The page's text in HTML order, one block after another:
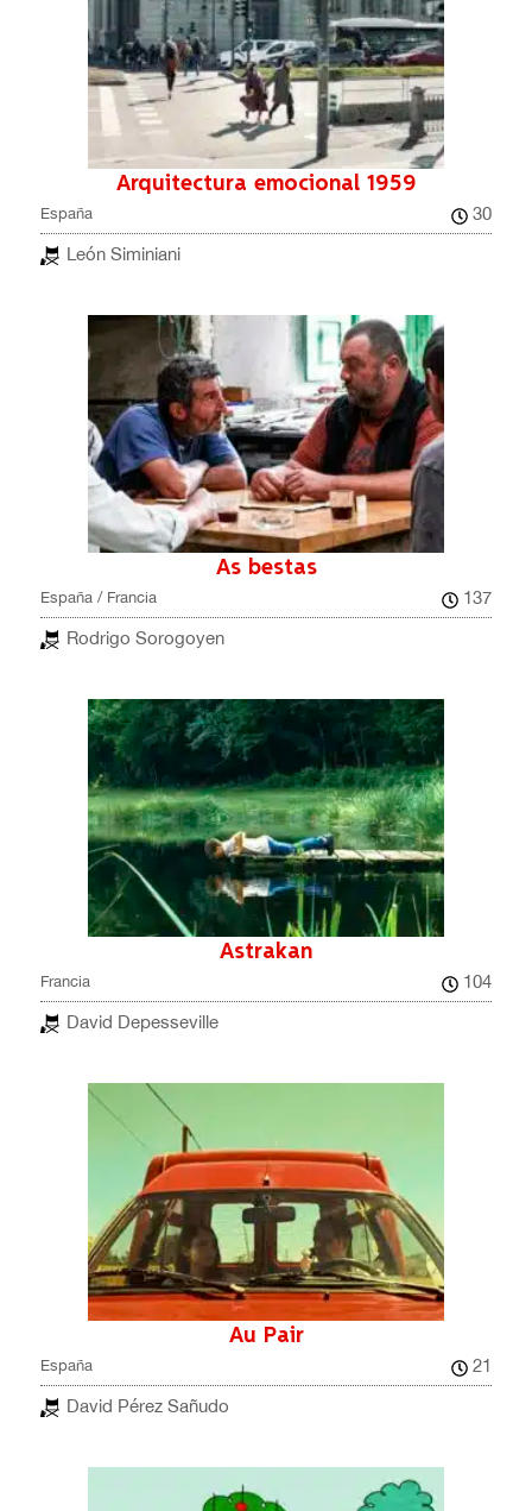
Arquitectura emocional 1959
España
30
León Siminiani
As bestas
España / Francia
137
Rodrigo Sorogoyen
Astrakan
Francia
104
David Depesseville
Au Pair
España
21
David Pérez Sañudo